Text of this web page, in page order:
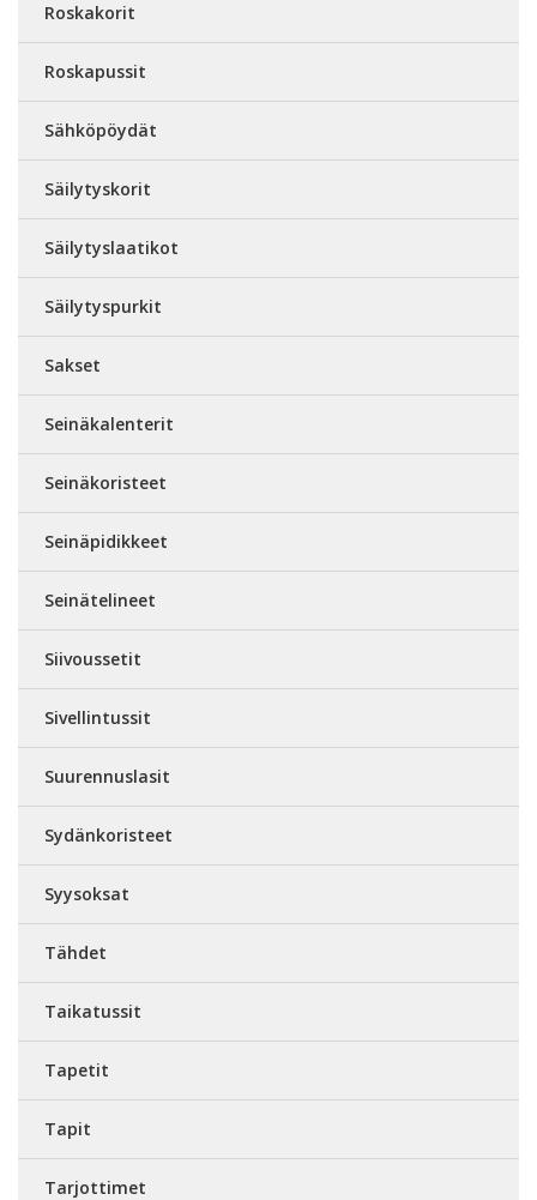
Roskakorit
Roskapussit
Sähköpöydät
Säilytyskorit
Säilytyslaatikot
Säilytyspurkit
Sakset
Seinäkalenterit
Seinäkoristeet
Seinäpidikkeet
Seinätelineet
Siivoussetit
Sivellintussit
Suurennuslasit
Sydänkoristeet
Syysoksat
Tähdet
Taikatussit
Tapetit
Tapit
Tarjottimet